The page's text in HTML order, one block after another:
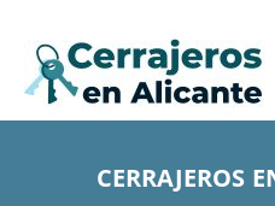
CERRAJEROS